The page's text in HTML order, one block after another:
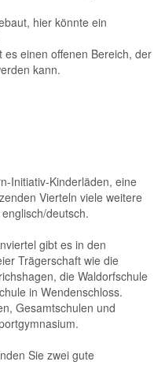
hier könnte ein
einen offenen Bereich, der
kann.
Initiativ-Kinderläden, eine
Vierteln viele weitere
deutsch.
gibt es in den
Trägerschaft wie die
die Waldorfschule
in Wendenschloss.
Gesamtschulen und
Sie zwei gute